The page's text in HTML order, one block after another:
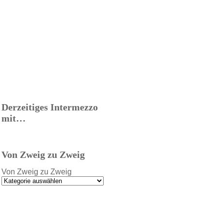
Derzeitiges Intermezzo
mit…
Von Zweig zu Zweig
Von Zweig zu Zweig